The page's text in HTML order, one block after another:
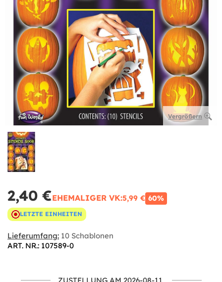
Vergrößern
2,40 €EHEMALIGER VK:5,99 € 60%
LETZTE EINHEITEN
Lieferumfang: 10 Schablonen
ART. NR.: 107589-0